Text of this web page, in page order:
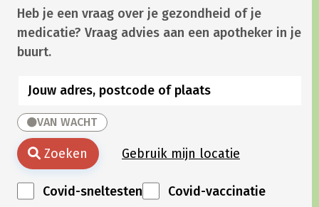
Heb je een vraag over je gezondheid of je
medicatie? Vraag advies aan een apotheker in je
buurt.
VAN WACHT
Zoeken Gebruik mijn locatie
Covid-sneltesten
Covid-vaccinatie